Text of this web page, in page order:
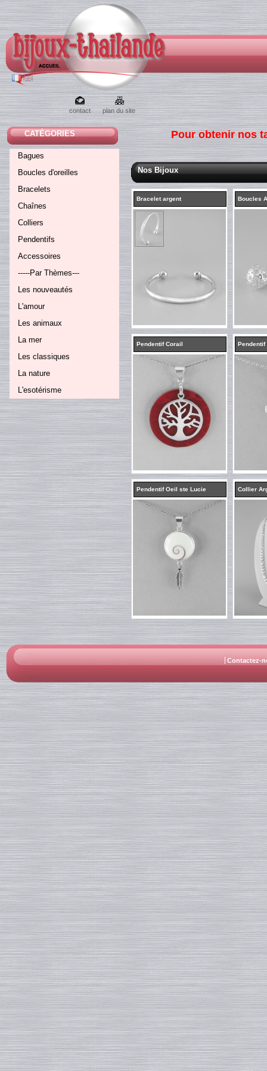
contact plan du site
CATÉGORIES
Bagues
Boucles d'oreilles
Bracelets
Chaînes
Colliers
Pendentifs
Accessoires
-----Par Thèmes---
Les nouveautés
L'amour
Les animaux
La mer
Les classiques
La nature
L'esotérisme
Pour obtenir nos
Nos Bijoux
Bracelet argent Boucles
Pendentif Corail Pendentif
Pendentif Oeil ste Lucie Collier
Contactez-